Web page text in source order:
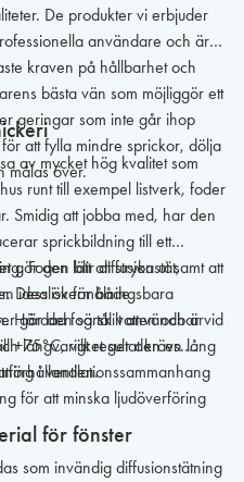
De produkter vi erbjuder
användare och är
kraven på hållbarhet och
bästa vän som möjliggör ett
geringar som inte går ihop
att fylla mindre sprickor, dölja
målas över.
av mycket hög kvalitet som
runt till exempel listverk, foder
Smidig att jobba med, har den
sprickbildning till ett
Fogen blir diffusionstät,
idealisk för både
Härdad fog tål vatten och är
+75°C, vilket ger den en lång
gör den lätt att stryka ut samt att
Dess övermålningsbara
gör den särskilt användbar vid
långvarigt resultat krävs.
i ventilationssammanhang
för att minska ljudöverföring
för fönster
som invändig diffusionstätning